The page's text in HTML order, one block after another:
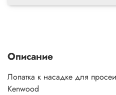
Описание
Лопатка к насадке для
Kenwood